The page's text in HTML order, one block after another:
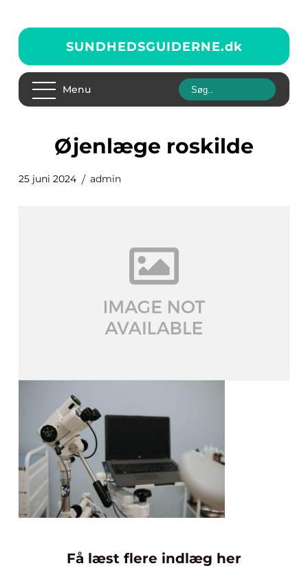
SUNDHEDSGUIDERNE.dk
Menu
øjenlæge roskilde
25 juni 2024 admin
Få læst flere indlæg her